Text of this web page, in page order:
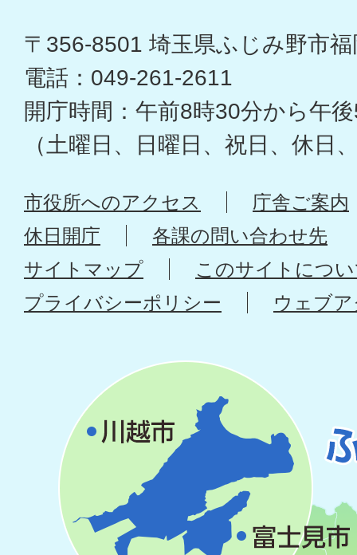
〒356-8501 埼玉県ふじみ野市
電話：049-261-2611
開庁時間：午前8時30分から午
（土曜日、日曜日、祝日、休日
市役所へのアクセス
庁舎ご案内
休日開庁
各課の問い合わせ先
サイトマップ
このサイトにつ
プライバシーポリシー
ウェブ